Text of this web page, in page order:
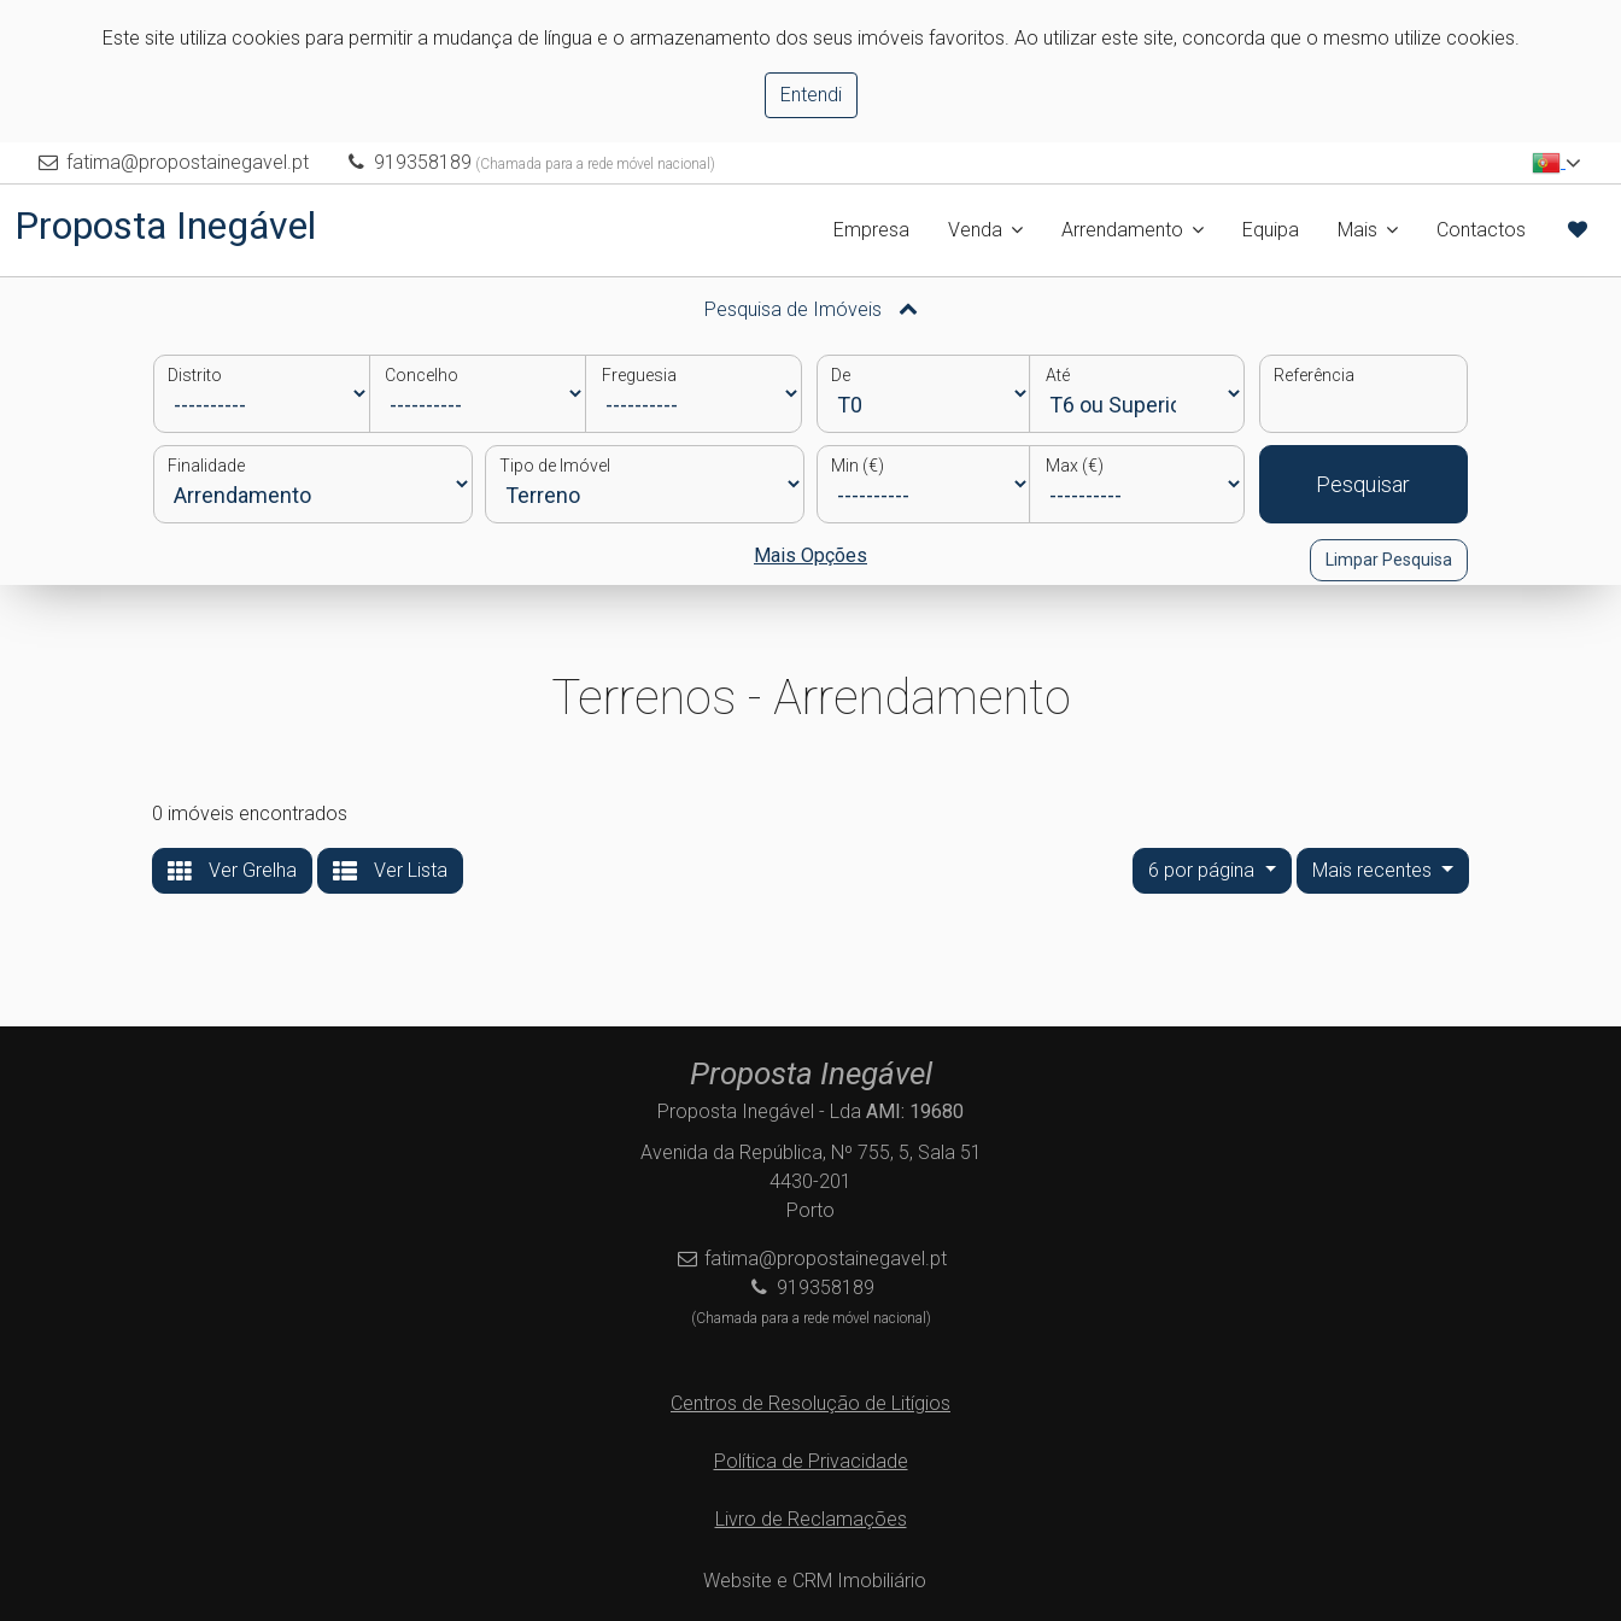
Este site utiliza cookies para permitir a mudança de língua e o armazenamento dos seus imóveis favoritos. Ao utilizar este site, concorda que o mesmo utilize cookies.
Entendi
fatima@propostainegavel.pt 919358189 (Chamada para a rede móvel nacional)
Proposta Inegável Empresa Venda Arrendamento Equipa Mais Contactos
Pesquisa de Imóveis
Distrito Concelho Freguesia De Até Referência
Finalidade Tipo de Imóvel Min (€) Max (€)
Pesquisar
Mais Opções Limpar Pesquisa
Terrenos - Arrendamento
0 imóveis encontrados
Ver Grelha Ver Lista 6 por página Mais recentes
Proposta Inegável
Proposta Inegável - Lda AMI: 19680
Avenida da República, Nº 755, 5, Sala 51
4430-201
Porto
fatima@propostainegavel.pt
919358189
(Chamada para a rede móvel nacional)
Centros de Resolução de Litígios
Política de Privacidade
Livro de Reclamações
Website e CRM Imobiliário